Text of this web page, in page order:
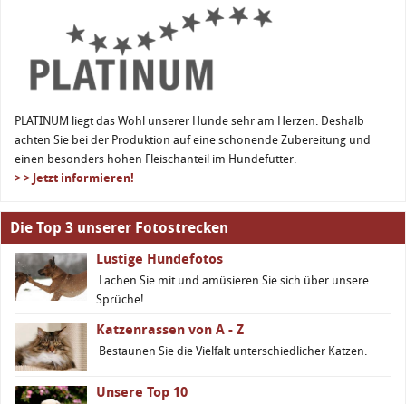
PLATINUM liegt das Wohl unserer Hunde sehr am Herzen: Deshalb
achten Sie bei der Produktion auf eine schonende Zubereitung und
einen besonders hohen Fleischanteil im Hundefutter.
> > Jetzt informieren!
Die Top 3 unserer Fotostrecken
Lustige Hundefotos
Lachen Sie mit und amüsieren Sie sich über unsere
Sprüche!
Katzenrassen von A - Z
Bestaunen Sie die Vielfalt unterschiedlicher Katzen.
Unsere Top 10